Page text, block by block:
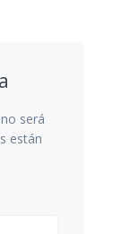
será
están